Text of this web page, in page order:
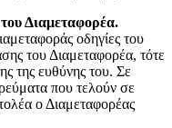
Διαμεταφορέα.
οδηγίες του
του Διαμεταφορέα, τότε
της ευθύνης του. Σε
που τελούν σε
ο Διαμεταφορέας